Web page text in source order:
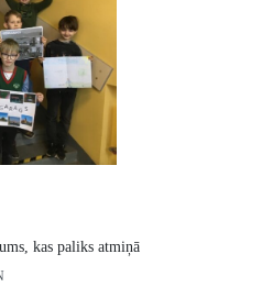
kas paliks atmiņā